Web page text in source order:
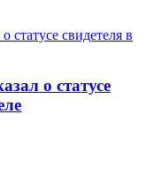
о статусе